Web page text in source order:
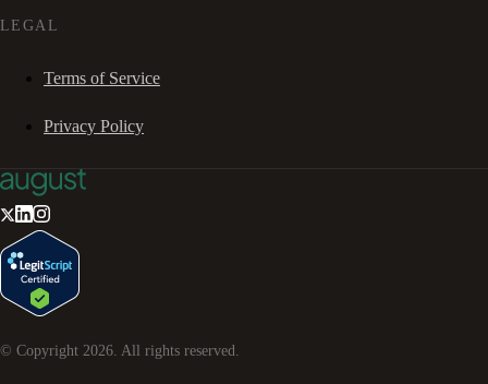
LEGAL
Terms of Service
Privacy Policy
© Copyright 2026 . All rights reserved.